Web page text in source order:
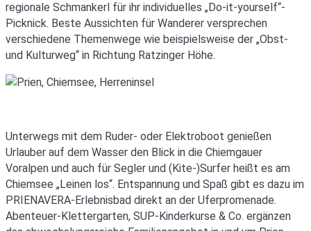
regionale Schmankerl für ihr individuelles „Do-it-yourself“-
Picknick. Beste Aussichten für Wanderer versprechen
verschiedene Themenwege wie beispielsweise der „Obst-
und Kulturweg“ in Richtung Ratzinger Höhe.
Unterwegs mit dem Ruder- oder Elektroboot genießen
Urlauber auf dem Wasser den Blick in die Chiemgauer
Voralpen und auch für Segler und (Kite-)Surfer heißt es am
Chiemsee „Leinen los“. Entspannung und Spaß gibt es dazu im
PRIENAVERA-Erlebnisbad direkt an der Uferpromenade.
Abenteuer-Klettergarten, SUP-Kinderkurse & Co. ergänzen